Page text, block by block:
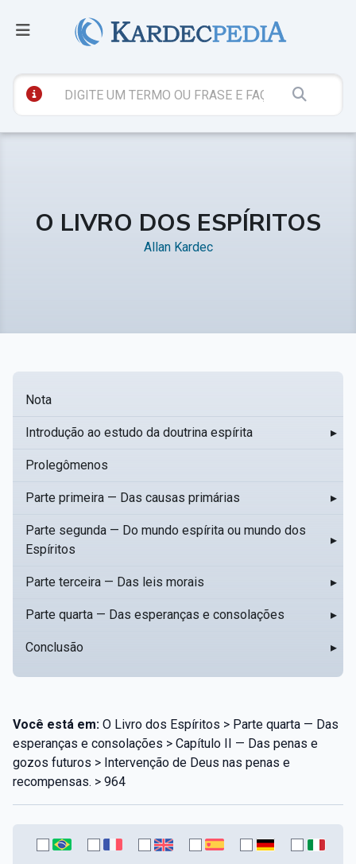
O LIVRO DOS ESPÍRITOS
Allan Kardec
Nota
Introdução ao estudo da doutrina espírita ▸
Prolegômenos
Parte primeira — Das causas primárias ▸
Parte segunda — Do mundo espírita ou mundo dos
Espíritos
▸
Parte terceira — Das leis morais ▸
Parte quarta — Das esperanças e consolações ▸
Conclusão ▸
Você está em: O Livro dos Espíritos > Parte quarta — Das
esperanças e consolações > Capítulo II — Das penas e
gozos futuros > Intervenção de Deus nas penas e
recompensas. > 964